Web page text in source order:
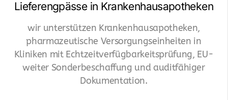
Lieferengpässe in Krankenhausapotheken
wir unterstützen Krankenhausapotheken,
pharmazeutische Versorgungseinheiten in
Kliniken mit Echtzeitverfügbarkeitsprüfung, EU-
weiter Sonderbeschaffung und auditfähiger
Dokumentation.
Logistik - Transport + Warehousing
GDP Schulungen